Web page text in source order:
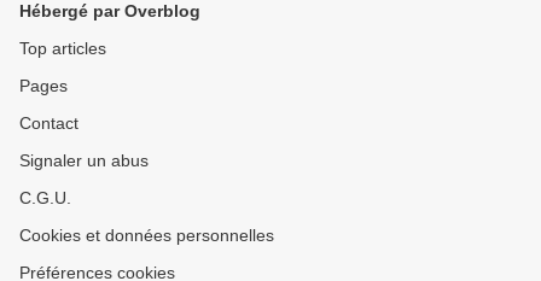
Hébergé par Overblog
Top articles
Pages
Contact
Signaler un abus
C.G.U.
Cookies et données personnelles
Préférences cookies